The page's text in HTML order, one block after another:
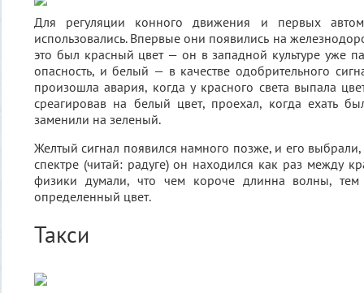
Для регуляции конного движения и первых
использовались. Впервые они появились на
это был красный цвет — он в западной культуре уже
опасность, и белый — в качестве одобрительного
произошла авария, когда у красного света выпала
среагировав на белый цвет, проехал, когда ехать
заменили на зеленый.
Желтый сигнал появился намного позже, и его
спектре (читай: радуге) он находился как раз между
физики думали, что чем короче длинна волны, тем
определенный цвет.
Такси